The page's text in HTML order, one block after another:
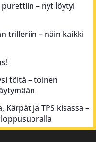
purettiin – nyt löytyi
trilleriin – näin kaikki
töitä – toinen
Kärpät ja TPS kisassa –